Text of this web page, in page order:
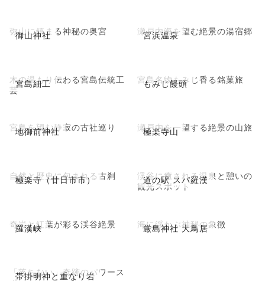
御山神社
弥山に鎮まる神秘の奥宮 宮浜温泉
瀬戸内海を望む絶景の湯宿郷
宮島細工
木の温もり伝わる宮島伝統工
芸
もみじ饅頭
宮島名物もみじ香る銘菓旅
地御前神社
宮島を望む静寂の古社巡り 極楽寺山
瀬戸内を一望する絶景の山旅
極楽寺（廿日市市）
自然と歴史に包まれる古刹 道の駅 スパ羅漢
渓谷に癒される温泉と憩いの
観光スポット
羅漢峡
奇岩と紅葉が彩る渓谷絶景 厳島神社 大鳥居
海に浮かぶ神秘の象徴
帯掛明神と重なり岩
「落ちない」奇跡のパワース